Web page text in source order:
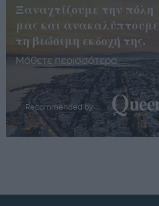
Ξαναχτίζουμε την πόλη
μας και ανακαλύπτουμε
τη βιώσιμη εκδοχή της.
Μάθετε περισσότερα
Recommended by